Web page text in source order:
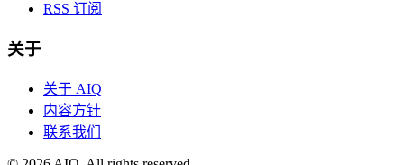
RSS 订阅
关于
关于 AIQ
内容方针
联系我们